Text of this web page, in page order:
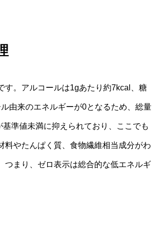
す。アルコールは1gあたり約7kcal、糖
由来のエネルギーが0となるため、総量
準値未満に抑えられており、ここでも
料やたんぱく質、食物繊維相当成分がわ
つまり、ゼロ表示は総合的な低エネルギ